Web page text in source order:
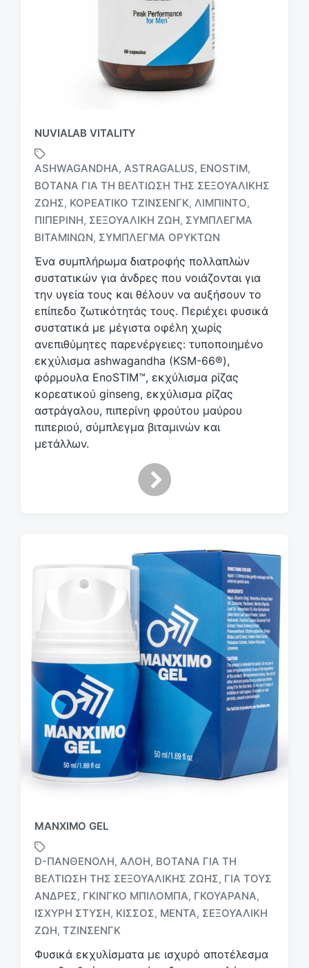
NUVIALAB VITALITY
Μ
ε
ε
ι
κ
έ
α
ASHWAGANDHA, ASTRAGALUS, ENOSTIM,
ΒΌΤΑΝΑ ΓΙΑ ΤΗ ΒΕΛΤΊΩΣΗ ΤΗΣ ΣΕΞΟΥΑΛΙΚΉΣ
ΖΩΉΣ, ΚΟΡΕΆΤΙΚΟ ΤΖΊΝΣΕΝΓΚ, ΛΙΜΠΊΝΤΟ,
ΠΙΠΕΡΊΝΗ, ΣΕΞΟΥΑΛΙΚΉ ΖΩΉ, ΣΎΜΠΛΕΓΜΑ
ΒΙΤΑΜΙΝΏΝ, ΣΎΜΠΛΕΓΜΑ ΟΡΥΚΤΏΝ
Ένα συμπλήρωμα διατροφής πολλαπλών
συστατικών για άνδρες που νοιάζονται για
την υγεία τους και θέλουν να αυξήσουν το
επίπεδο ζωτικότητάς τους. Περιέχει φυσικά
συστατικά με μέγιστα οφέλη χωρίς
ανεπιθύμητες παρενέργειες: τυποποιημένο
εκχύλισμα ashwagandha (KSM-66®),
φόρμουλα EnoSTIM™, εκχύλισμα ρίζας
κορεατικού ginseng, εκχύλισμα ρίζας
αστράγαλου, πιπερίνη φρούτου μαύρου
πιπεριού, σύμπλεγμα βιταμινών και
μετάλλων.
MANXIMO GEL
Μ
ε
ε
ι
D-ΠΑΝΘΕΝΌΛΗ, ΑΛΟΉ, ΒΌΤΑΝΑ ΓΙΑ ΤΗ
ΒΕΛΤΊΩΣΗ ΤΗΣ ΣΕΞΟΥΑΛΙΚΉΣ ΖΩΉΣ, ΓΙΑ ΤΟΥΣ
ΆΝΔΡΕΣ, ΓΚΊΝΓΚΟ ΜΠΙΛΌΜΠΑ, ΓΚΟΥΑΡΆΝΑ,
ΙΣΧΥΡΉ ΣΤΎΣΗ, ΚΙΣΣΌΣ, ΜΈΝΤΑ, ΣΕΞΟΥΑΛΙΚΉ
ΖΩΉ, ΤΖΊΝΣΕΝΓΚ
Φυσικά εκχυλίσματα με ισχυρό αποτέλεσμα